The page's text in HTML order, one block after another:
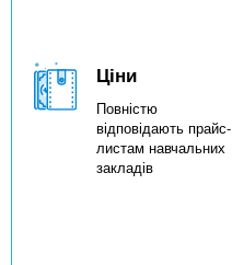
Ціни
Повністю
відповідають прайс-
листам навчальних
закладів